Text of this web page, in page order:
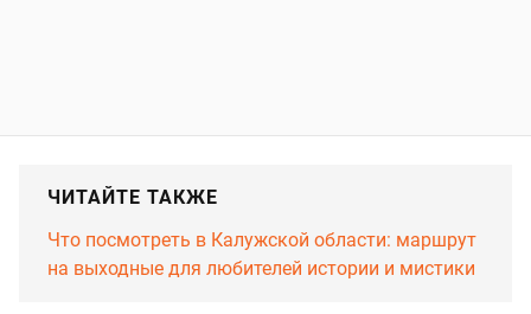
ЧИТАЙТЕ ТАКЖЕ
Что посмотреть в Калужской области: маршрут
на выходные для любителей истории и мистики